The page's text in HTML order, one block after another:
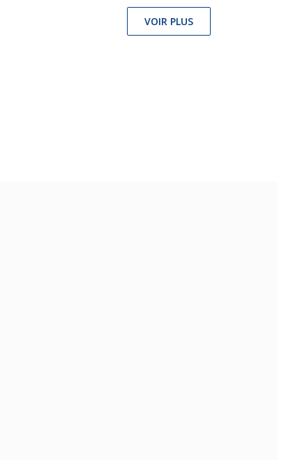
VOIR PLUS